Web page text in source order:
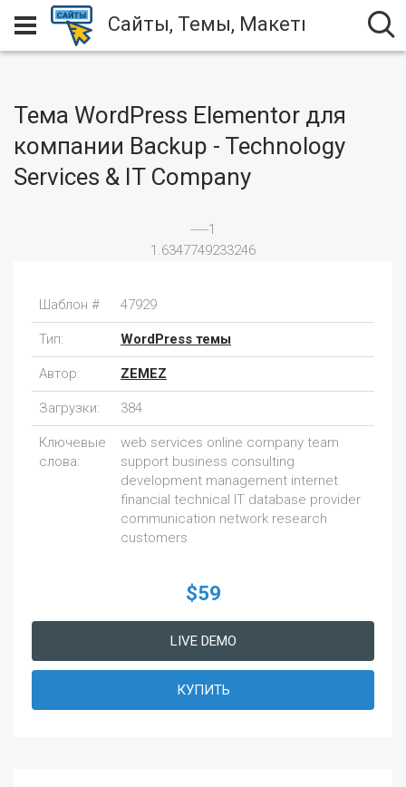
Сайты, Темы, Макеты
Тема WordPress Elementor для
компании Backup - Technology
Services & IT Company
-----1
1.6347749233246
Шаблон # 47929
Тип: WordPress темы
Автор: ZEMEZ
Загрузки: 384
Ключевые
слова:
web services online company team
support business consulting
development management internet
financial technical IT database provider
communication network research
customers
$59
LIVE DEMO
КУПИТЬ